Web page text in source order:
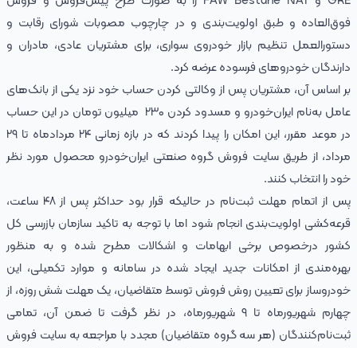
فوق‌العاده و طبق اولویت‌بندی و در چارچوب مصوبات شورای رقابت و
دستورالعمل تنظیم بازار خودروی سواری، برای مشتریان عادی، مادران و
دارندگان خودروهای فرسوده عرضه کرد.
بر اساس آن، مشتریان پس از وکالتی کردن حساب خود نزد یکی از بانک‌های
عامل به‌نام ایران‌خودرو و مسدود کردن ۲۳۰ میلیون تومان در این حساب
در موعد مقرر، این امکان را پیدا کردند که در بازه زمانی ۲۴ مردادماه تا ۲۹
مرداد، از طریق سایت فروش گروه صنعتی ایران‌خودرو محصول مورد نظر
خود را انتخاب کنند.
پس از اتمام مهلت ثبت‌نام در حالیکه قرار بود حداکثر پس از ۴۸ ساعت،
قرعه‌کشی اولویت‌بندی انجام شود اما با توجه به تاکید سازمان بازرسی کل
کشور درخصوص برخی ابهامات و اشکالات مطرح شده و به منظور
بهره‌مندی از امکانات جدید ایجاد شده در سامانه و موارد تکمیلی، این
خودروساز برای تعیین روش فروش توسط متقاضیان، یک مهلت شش روزه، از
چهارم شهریورماه تا ۹ شهریورماه، در نظر گرفت تا ضمن آن، تمامی
ثبت‌نام‌کنندگان (هر سه گروه متقاضیان) مجدد با مراجعه به سایت فروش